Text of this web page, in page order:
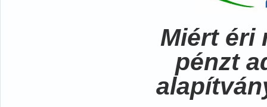
Miért éri
pénzt